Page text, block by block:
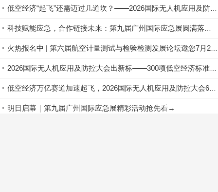
【报告嘉宾重磅揭晓】最后3周！商飞、航空工业、航发集团、eVTOL企业齐聚苏州，第六届航空计量测试与检验检测发展论坛即将启幕
低空经济“起飞”还需迈过几道坎？——2026国际无人机应用及防控大会邀您共探政策落地路径
科技赋能应急，合作链接未来：第九届广州国际应急展圆满落幕！